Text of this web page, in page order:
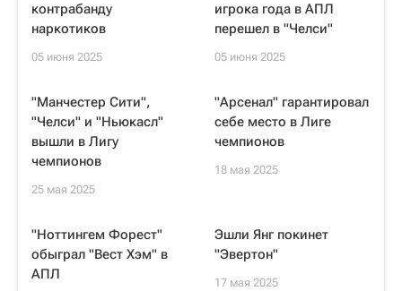
контрабанду
наркотиков
05 июня 2025
игрока года в АПЛ
перешел в "Челси"
05 июня 2025
"Манчестер Сити",
"Челси" и "Ньюкасл"
вышли в Лигу
чемпионов
25 мая 2025
"Арсенал" гарантировал
себе место в Лиге
чемпионов
18 мая 2025
"Ноттингем Форест"
обыграл "Вест Хэм" в
АПЛ
Эшли Янг покинет
"Эвертон"
17 мая 2025